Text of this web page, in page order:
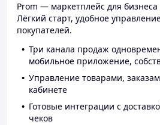
Prom — маркетплейс для
Лёгкий старт, удобное
покупателей.
Три канала продаж
мобильное приложение,
Управление товарами,
кабинете
Готовые интеграции с
чеков